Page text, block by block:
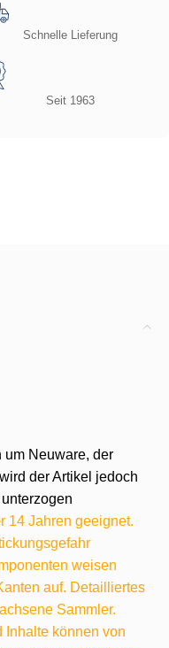
Schnelle Lieferung
Seit 1963
um Neuware, der
der Artikel jedoch
14 Jahren geeignet.
weisen
auf. Detailliertes
Sammler.
Inhalte können von